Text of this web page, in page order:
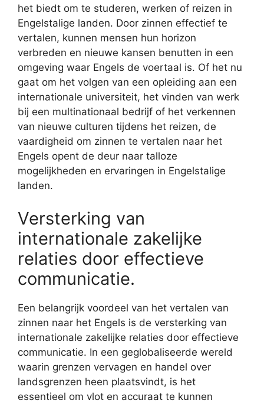
het biedt om te studeren, werken of reizen in
Engelstalige landen. Door zinnen effectief te
vertalen, kunnen mensen hun horizon
verbreden en nieuwe kansen benutten in een
omgeving waar Engels de voertaal is. Of het nu
gaat om het volgen van een opleiding aan een
internationale universiteit, het vinden van werk
bij een multinationaal bedrijf of het verkennen
van nieuwe culturen tijdens het reizen, de
vaardigheid om zinnen te vertalen naar het
Engels opent de deur naar talloze
mogelijkheden en ervaringen in Engelstalige
landen.
Versterking van
internationale zakelijke
relaties door effectieve
communicatie.
Een belangrijk voordeel van het vertalen van
zinnen naar het Engels is de versterking van
internationale zakelijke relaties door effectieve
communicatie. In een geglobaliseerde wereld
waarin grenzen vervagen en handel over
landsgrenzen heen plaatsvindt, is het
essentieel om vlot en accuraat te kunnen